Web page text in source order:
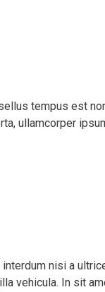
tempus est
ullamcorper
nisi a
vehicula. In sit